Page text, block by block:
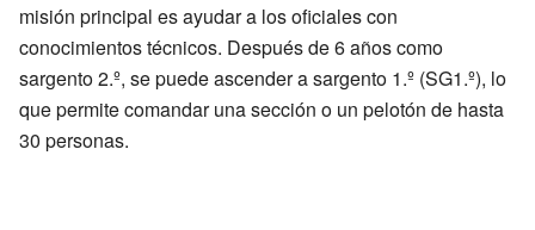
misión principal es ayudar a los oficiales con
conocimientos técnicos. Después de 6 años como
sargento 2.º, se puede ascender a sargento 1.º (SG1.º), lo
que permite comandar una sección o un pelotón de hasta
30 personas.